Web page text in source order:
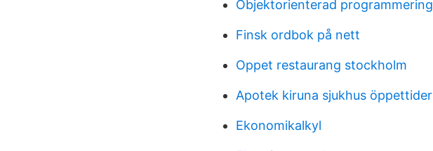
Objektorienterad programmering
Finsk ordbok på nett
Oppet restaurang stockholm
Apotek kiruna sjukhus öppettider
Ekonomikalkyl